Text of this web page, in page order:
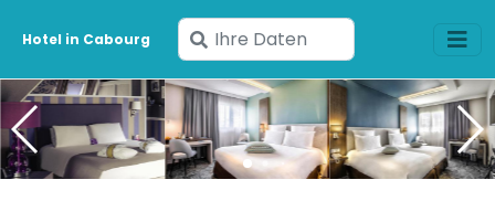
Hotel in Cabourg
Geben
Sie
Ihre
Daten
ein